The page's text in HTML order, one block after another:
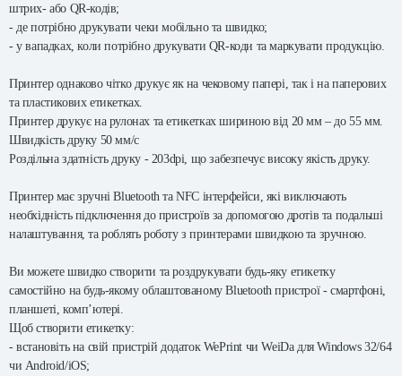
штрих- або QR-кодів;
- де потрібно друкувати чеки мобільно та швидко;
- у вападках, коли потрібно друкувати QR-коди та маркувати продукцію.
Принтер однаково чітко друкує як на чековому папері, так і на паперових
та пластикових етикетках.
Принтер друкує на рулонах та етикетках шириною від 20 мм – до 55 мм.
Швидкість друку 50 мм/с
Роздільна здатність друку - 203dpi, що забезпечує високу якість друку.
Принтер має зручні Bluetooth та NFC інтерфейси, які виключають
необхідність підключення до пристроїв за допомогою дротів та подальші
налаштування, та роблять роботу з принтерами швидкою та зручною.
Ви можете швидко створити та роздрукувати будь-яку етикетку
самостійно на будь-якому облаштованому Bluetooth пристрої - смартфоні,
планшеті, комп’ютері.
Щоб створити етикетку:
- встановіть на свій пристрій додаток WePrint чи WeiDa для Windows 32/64
чи Android/iOS;